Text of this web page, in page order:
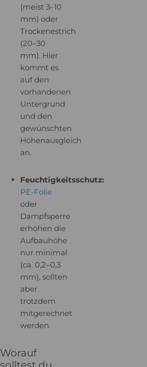
(meist 3–10
mm) oder
Trockenestrich
(20–30
mm). Hier
kommt es
auf den
vorhandenen
Untergrund
und den
gewünschten
Höhenausgleich
an.
Feuchtigkeitsschutz:
PE-Folie
oder
Dampfsperre
erhöhen die
Aufbauhöhe
nur minimal
(ca. 0,2–0,3
mm), sollten
aber
trotzdem
mitgerechnet
werden.
Worauf